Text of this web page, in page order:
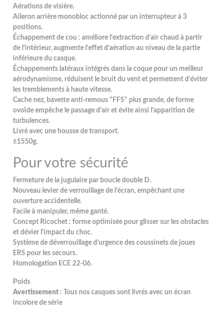
Aérations de visière.
Aileron arrière monobloc actionné par un interrupteur à 3
positions.
Échappement de cou : améliore l’extraction d’air chaud à partir
de l’intérieur, augmente l’effet d’aération au niveau de la partie
inférieure du casque.
Échappements latéraux intégrés dans la coque pour un meilleur
aérodynamisme, réduisent le bruit du vent et permettent d’éviter
les tremblements à haute vitesse.
Cache nez, bavette anti-remous "FFS" plus grande, de forme
ovoïde empêche le passage d’air et évite ainsi l’apparition de
turbulences.
Livré avec une housse de transport.
±1550g.
Pour votre sécurité
Fermeture de la jugulaire par boucle double D.
Nouveau levier de verrouillage de l’écran, empêchant une
ouverture accidentelle.
Facile à manipuler, même ganté.
Concept Ricochet : forme optimisée pour glisser sur les obstacles
et dévier l'impact du choc.
Système de déverrouillage d’urgence des coussinets de joues
ERS pour les secours.
Homologation ECE 22-06.
Poids
Avertissement : Tous nos casques sont livrés avec un écran
incolore de série